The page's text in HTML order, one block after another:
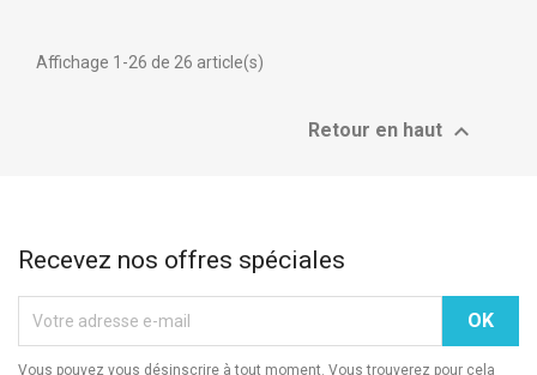
Affichage 1-26 de 26 article(s)
Retour en haut 
Recevez nos offres spéciales
Vous pouvez vous désinscrire à tout moment. Vous trouverez pour cela